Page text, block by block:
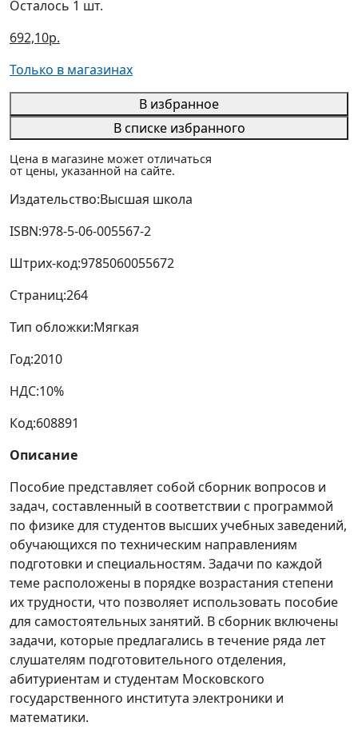
Осталось 1 шт.
692,10р.
Только в магазинах
В избранное
В списке избранного
Цена в магазине может отличаться
от цены, указанной на сайте.
Издательство:Высшая школа
ISBN:978-5-06-005567-2
Штрих-код:9785060055672
Страниц:264
Тип обложки:Мягкая
Год:2010
НДС:10%
Код:608891
Описание
Пособие представляет собой сборник вопросов и
задач, составленный в соответствии с программой
по физике для студентов высших учебных заведений,
обучающихся по техническим направлениям
подготовки и специальностям. Задачи по каждой
теме расположены в порядке возрастания степени
их трудности, что позволяет использовать пособие
для самостоятельных занятий. В сборник включены
задачи, которые предлагались в течение ряда лет
слушателям подготовительного отделения,
абитуриентам и студентам Московского
государственного института электроники и
математики.